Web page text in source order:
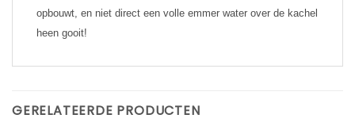
opbouwt, en niet direct een volle emmer water over de kachel
heen gooit!
GERELATEERDE PRODUCTEN